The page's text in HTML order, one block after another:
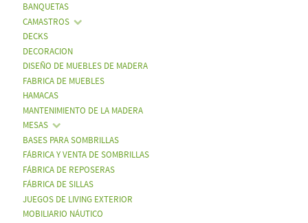
BANQUETAS
CAMASTROS
DECKS
DECORACION
DISEÑO DE MUEBLES DE MADERA
FABRICA DE MUEBLES
HAMACAS
MANTENIMIENTO DE LA MADERA
MESAS
BASES PARA SOMBRILLAS
FÁBRICA Y VENTA DE SOMBRILLAS
FÁBRICA DE REPOSERAS
FÁBRICA DE SILLAS
JUEGOS DE LIVING EXTERIOR
MOBILIARIO NÁUTICO